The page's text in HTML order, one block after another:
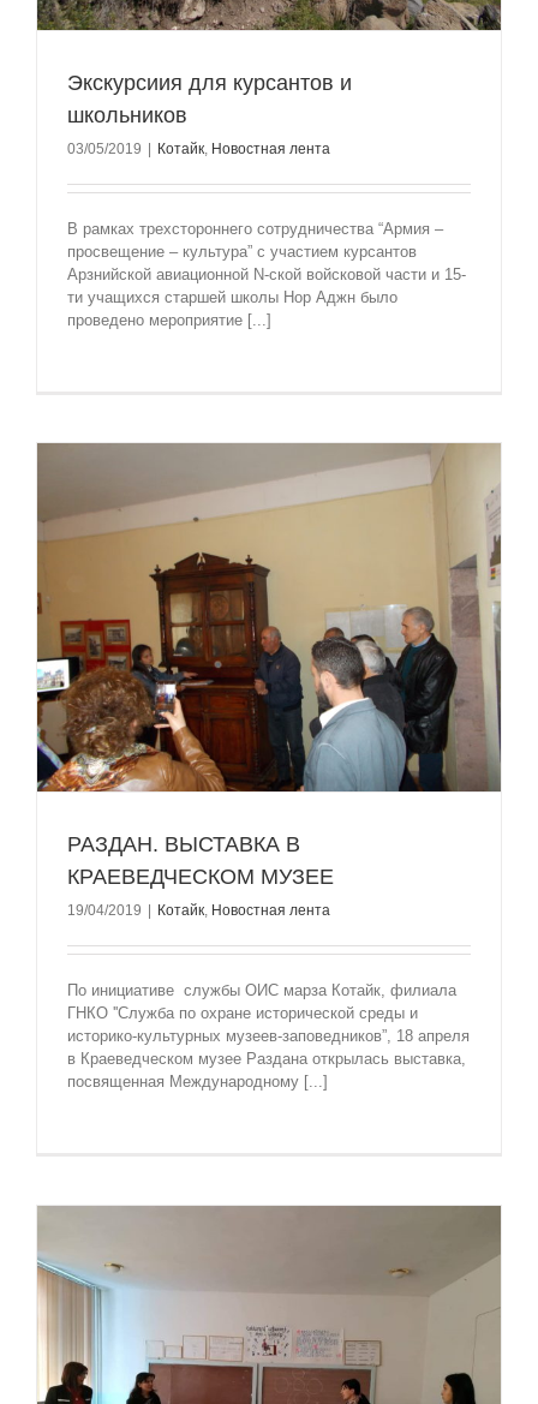
Экскурсиия для курсантов и
школьников
03/05/2019 Котайк, Новостная лента
В рамках трехстороннего сотрудничества “Армия –
просвещение – культура” с участием курсантов
Арзнийской авиационной N-ской войсковой части и 15-
ти учащихся старшей школы Нор Аджн было
проведено мероприятие [...]
РАЗДАН. ВЫСТАВКА В
КРАЕВЕДЧЕСКОМ МУЗЕЕ
19/04/2019 Котайк, Новостная лента
По инициативе службы ОИС марза Котайк, филиала
ГНКО ''Служба по охране исторической среды и
историко-культурных музеев-заповедников”, 18 апреля
в Краеведческом музее Раздана открылась выставка,
посвященная Международному [...]